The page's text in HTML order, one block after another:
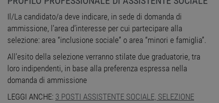
Il/La candidato/a deve indicare, in sede di domanda di
ammissione, l’area d’interesse per cui partecipare alla
selezione: area “inclusione sociale” o area “minori e famiglia”.
All’esito della selezione verranno stilate due graduatorie, tra
loro indipendenti, in base alla preferenza espressa nella
domanda di ammissione
LEGGI ANCHE: 3 POSTI ASSISTENTE SOCIALE, SELEZIONE